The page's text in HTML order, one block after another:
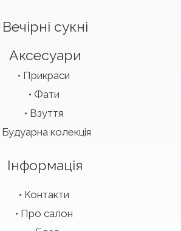
Вечірні сукні
Аксесуари
Прикраси
Фати
Взуття
Будуарна колекція
Інформація
Контакти
Про салон